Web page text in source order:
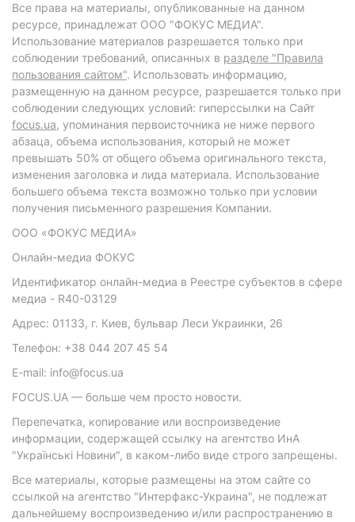
Все права на материалы, опубликованные на данном
ресурсе, принадлежат ООО "ФОКУС МЕДИА".
Использование материалов разрешается только при
соблюдении требований, описанных в разделе "Правила
пользования сайтом". Использовать информацию,
размещенную на данном ресурсе, разрешается только при
соблюдении следующих условий: гиперссылки на Сайт
focus.ua, упоминания первоисточника не ниже первого
абзаца, объема использования, который не может
превышать 50% от общего объема оригинального текста,
изменения заголовка и лида материала. Использование
большего объема текста возможно только при условии
получения письменного разрешения Компании.
ООО «ФОКУС МЕДИА»
Онлайн-медиа ФОКУС
Идентификатор онлайн-медиа в Реестре субъектов в сфере
медиа - R40-03129
Адрес: 01133, г. Киев, бульвар Леси Украинки, 26
Телефон: +38 044 207 45 54
E-mail: info@focus.ua
FOCUS.UA — больше чем просто новости.
Перепечатка, копирование или воспроизведение
информации, содержащей ссылку на агентство ИнА
"Українські Новини", в каком-либо виде строго запрещены.
Все материалы, которые размещены на этом сайте со
ссылкой на агентство "Интерфакс-Украина", не подлежат
дальнейшему воспроизведению и/или распространению в